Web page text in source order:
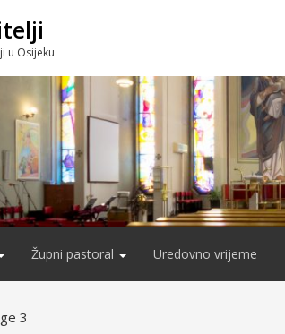
u Osijeku
Župni pastoral Uredovno vrijeme
3